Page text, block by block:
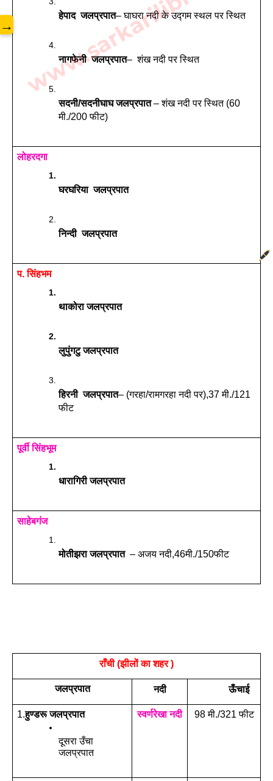
हेपाद जलप्रपात– घाघरा नदी के उद्गम स्थल पर स्थित
नागफेनी जलप्रपात–  शंख नदी पर स्थित
सदनी/सदनीघाघ जलप्रपात – शंख नदी पर स्थित (60
मी./200 फीट)
लोहरदगा
घरघरिया  जलप्रपात
निन्दी जलप्रपात
प. सिंहभम
थाकोरा जलप्रपात
लुपुंगटु जलप्रपात
हिरनी  जलप्रपात– (गरहा/रामगरहा नदी पर),37 मी./121
फीट
पूर्वी सिंहभूम
धारागिरी जलप्रपात
साहेबगंज
मोतीझरा जलप्रपात – अजय नदी,46मी./150फीट
राँची (झीलों का शहर )
जलप्रपात नदी ऊँचाई
1.हुण्डरू जलप्रपात
दूसरा उँचा
जलप्रपात
स्वर्णरेखा नदी 98 मी./321 फीट
→